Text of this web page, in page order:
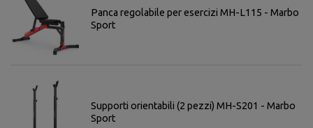
Panca regolabile per esercizi MH-L115 - Marbo
Sport
Supporti orientabili (2 pezzi) MH-S201 - Marbo
Sport